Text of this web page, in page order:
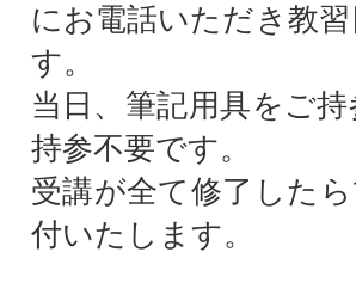
にお電話いただき教
す。
当日、筆記用具をご
持参不要です。
受講が全て修了した
付いたします。